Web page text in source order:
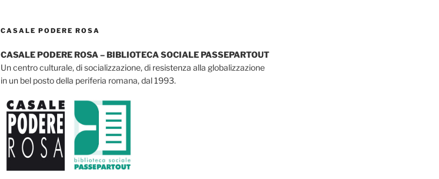
CASALE PODERE ROSA
CASALE PODERE ROSA – BIBLIOTECA SOCIALE PASSEPARTOUT
Un centro culturale, di socializzazione, di resistenza alla globalizzazione
in un bel posto della periferia romana, dal 1993.